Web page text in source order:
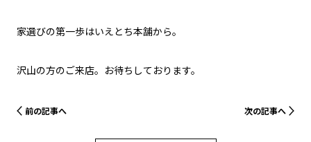
家選びの第一歩はいえとち本舗から。
沢山の方のご来店。お待ちしております。
前の記事へ 次の記事へ